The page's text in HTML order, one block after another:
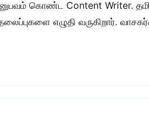
கொண்ட Content Writer.
எழுதி வருகிறார்.